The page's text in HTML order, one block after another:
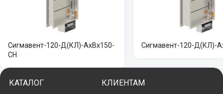
Сигмавент-120-Д(КЛ)-АхВх150-
СН
Сигмавент-120-Д(КЛ)-
КАТАЛОГ КЛИЕНТАМ